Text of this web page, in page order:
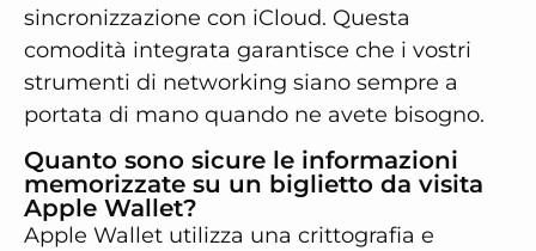
sincronizzazione con iCloud. Questa
comodità integrata garantisce che i vostri
strumenti di networking siano sempre a
portata di mano quando ne avete bisogno.
Quanto sono sicure le informazioni
memorizzate su un biglietto da visita
Apple Wallet?
Apple Wallet utilizza una crittografia e